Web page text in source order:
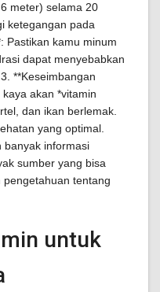
meter) selama 20
ketegangan pada
Pastikan kamu minum
dapat menyebabkan
**Keseimbangan
akan *vitamin
dan ikan berlemak.
yang optimal.
banyak informasi
sumber yang bisa
tentang
untuk